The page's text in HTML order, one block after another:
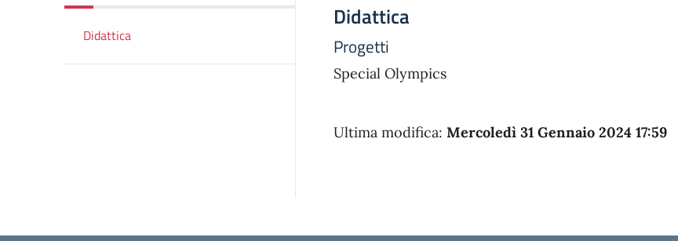
Didattica
Didattica
Progetti
Special Olympics
Ultima modifica: Mercoledì 31 Gennaio 2024 17:59